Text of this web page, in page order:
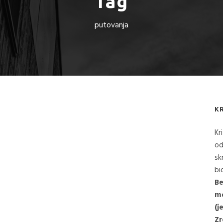
putovanja